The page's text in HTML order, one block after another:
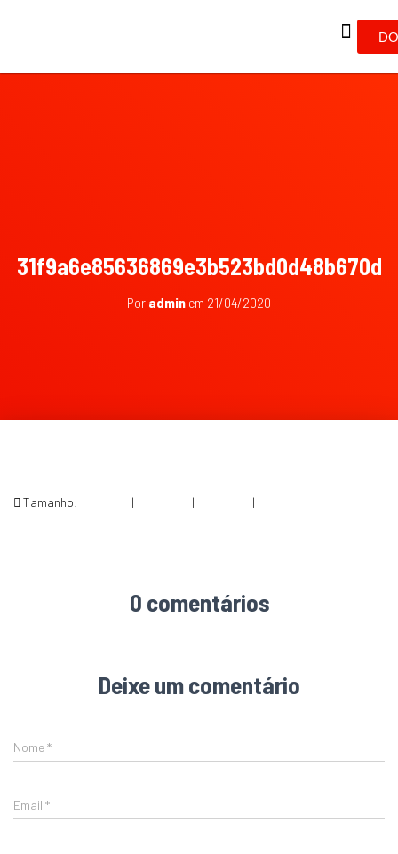
31f9a6e85636869e3b523bd0d48b670d
Por admin em 21/04/2020
Tamanho: | | |
0 comentários
Deixe um comentário
Nome*
Email *